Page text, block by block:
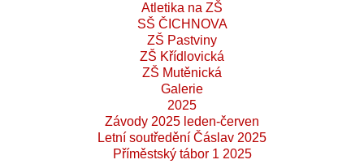
Atletika na ZŠ
SŠ ČICHNOVA
ZŠ Pastviny
ZŠ Křídlovická
ZŠ Mutěnická
Galerie
2025
Závody 2025 leden-červen
Letní soutředění Čáslav 2025
Příměstský tábor 1 2025